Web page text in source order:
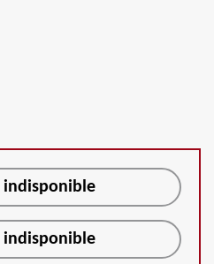
indisponible
indisponible